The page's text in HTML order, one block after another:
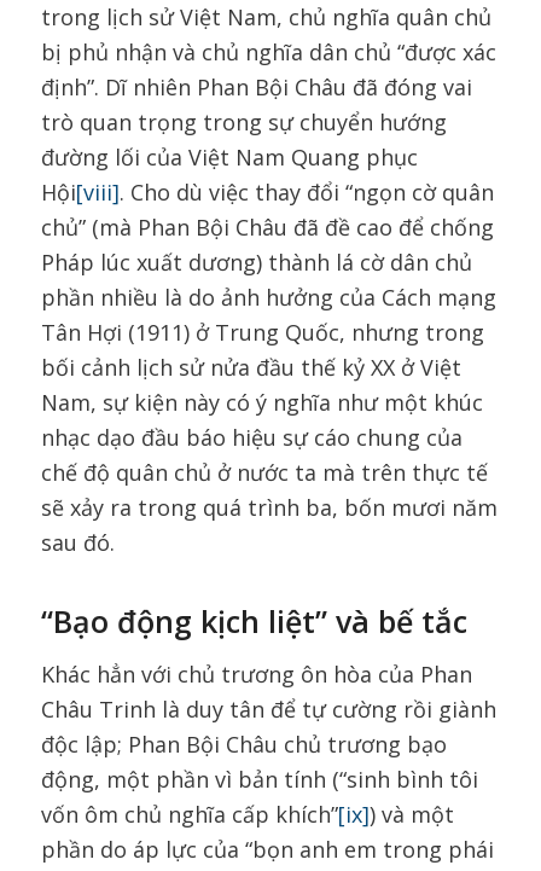
trong lịch sử Việt Nam, chủ nghĩa quân chủ
bị phủ nhận và chủ nghĩa dân chủ “được xác
định”. Dĩ nhiên Phan Bội Châu đã đóng vai
trò quan trọng trong sự chuyển hướng
đường lối của Việt Nam Quang phục
Hội[viii]. Cho dù việc thay đổi “ngọn cờ quân
chủ” (mà Phan Bội Châu đã đề cao để chống
Pháp lúc xuất dương) thành lá cờ dân chủ
phần nhiều là do ảnh hưởng của Cách mạng
Tân Hợi (1911) ở Trung Quốc, nhưng trong
bối cảnh lịch sử nửa đầu thế kỷ XX ở Việt
Nam, sự kiện này có ý nghĩa như một khúc
nhạc dạo đầu báo hiệu sự cáo chung của
chế độ quân chủ ở nước ta mà trên thực tế
sẽ xảy ra trong quá trình ba, bốn mươi năm
sau đó.
“Bạo động kịch liệt” và bế tắc
Khác hẳn với chủ trương ôn hòa của Phan
Châu Trinh là duy tân để tự cường rồi giành
độc lập; Phan Bội Châu chủ trương bạo
động, một phần vì bản tính (“sinh bình tôi
vốn ôm chủ nghĩa cấp khích”[ix]) và một
phần do áp lực của “bọn anh em trong phái